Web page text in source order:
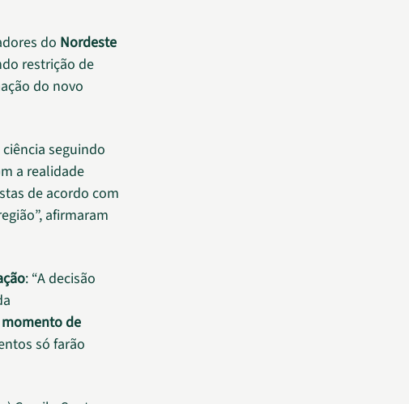
do Nordeste
restrição de
do novo
seguindo
a realidade
de acordo com
afirmaram
: “A decisão
momento de
só farão